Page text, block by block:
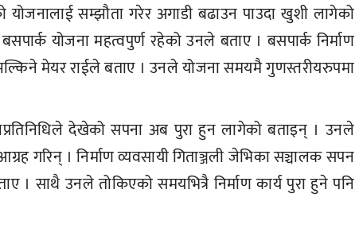
सम्झौता गरेर अगाडी बढाउन पाउदा खुशी लागेको
योजना महत्वपुर्ण रहेको उनले बताए । बसपार्क निर्माण
मेयर राईले बताए । उनले योजना समयमै गुणस्तरीयरुपमा
देखेको सपना अब पुरा हुन लागेको बताइन् । उनले
गरिन् । निर्माण व्यवसायी गिताञ्जली जेभिका सञ्चालक सपन
। साथै उनले तोकिएको समयभित्रै निर्माण कार्य पुरा हुने पनि